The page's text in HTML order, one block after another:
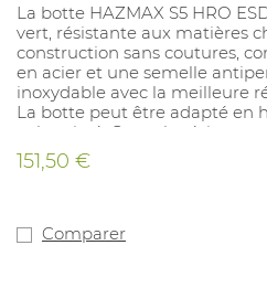
La botte HAZMAX S5 HRO
vert, résistante aux matières
construction sans coutures,
en acier et une semelle
inoxydable avec la meilleure
La botte peut être adapté en
nylon tissé. Outre la
aussi excellente pour des
vulcanisée et antidérapante
chaleur contacte jusqu'à
amovible et lavable jusqu'à
151,50 €
Comparer